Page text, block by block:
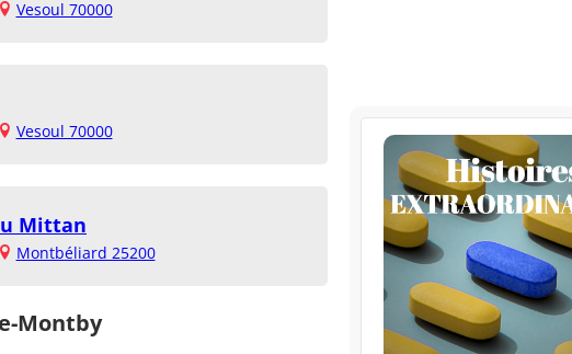
Vesoul 70000
Vesoul 70000
Mittan
Montbéliard 25200
Montby